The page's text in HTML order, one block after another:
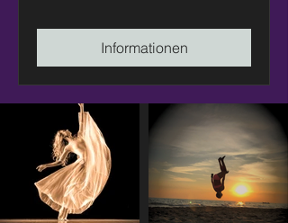
Informationen